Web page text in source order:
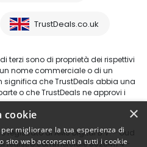
TrustDeals.co.uk
terzi sono di proprietà dei rispettivi
nome commerciale o di un
che TrustDeals abbia una
o che TrustDeals ne approvi i
di AMS Digital B.V. - Oud
di registro commerciale 80264174 -
×
cookie
migliorare la tua esperienza di
sito web acconsenti a tutti i cookie